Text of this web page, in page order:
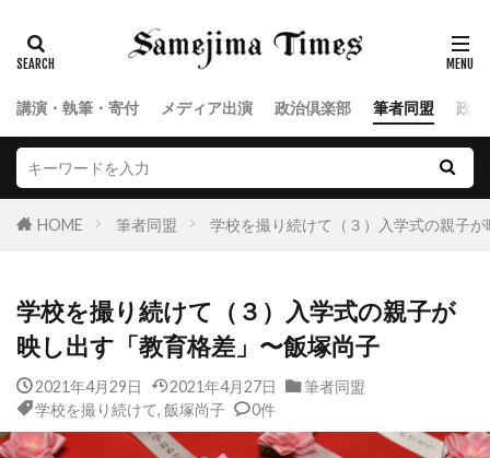
講演・執筆・寄付 メディア出演 政治倶楽部 筆者同盟 政
HOME 筆者同盟 学校を撮り続けて（３）入学式の親子
学校を撮り続けて（３）入学式の親子が
映し出す「教育格差」〜飯塚尚子
2021年4月29日 2021年4月27日
筆者同盟
学校を撮り続けて, 飯塚尚子 0件